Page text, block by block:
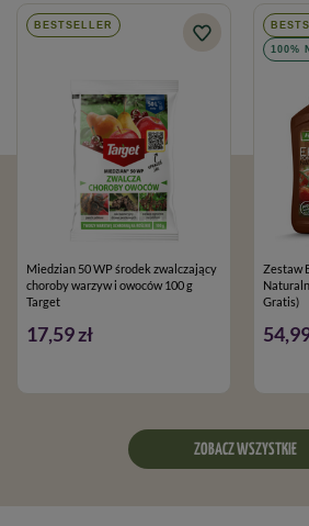
BESTSELLER
Miedzian 50 WP środek zwalczający
choroby warzyw i owoców 100 g
Target
17,59 zł
100%
Zestaw
Gratis)
ZOBACZ WSZYSTKIE